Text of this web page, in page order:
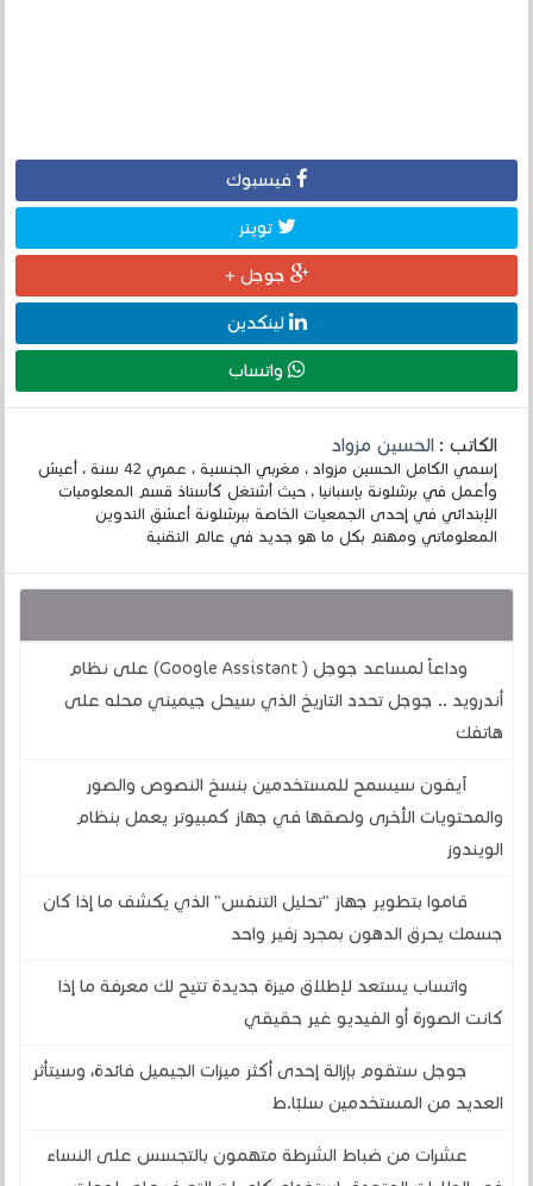
فيسبوك
تويتر
جوجل +
لينكدين
واتساب
الكاتب :الحسين مزواد
إسمي الكامل الحسين مزواد ، مغربي الجنسية ، عمري 42 سنة ، أعيش
وأعمل في برشلونة بإسبانيا ، حيث أشتغل كأستاذ قسم المعلوميات
الإبتدائي في إحدى الجمعيات الخاصة ببرشلونة أعشق التدوين
المعلوماتي ومهتم بكل ما هو جديد في عالم التقنية
وداعاً لمساعد جوجل ( Google Assistant) على نظام
أندرويد .. جوجل تحدد التاريخ الذي سيحل جيميني محله على
هاتفك
آيفون سيسمح للمستخدمين بنسخ النصوص والصور
والمحتويات الأخرى ولصقها في جهاز كمبيوتر يعمل بنظام
الويندوز
قاموا بتطوير جهاز "تحليل التنفس" الذي يكشف ما إذا كان
جسمك يحرق الدهون بمجرد زفير واحد
واتساب يستعد لإطلاق ميزة جديدة تتيح لك معرفة ما إذا
كانت الصورة أو الفيديو غير حقيقي
جوجل ستقوم بإزالة إحدى أكثر ميزات الجيميل فائدة، وسيتأثر
العديد من المستخدمين سلبًا.ط
عشرات من ضباط الشرطة متهمون بالتجسس على النساء